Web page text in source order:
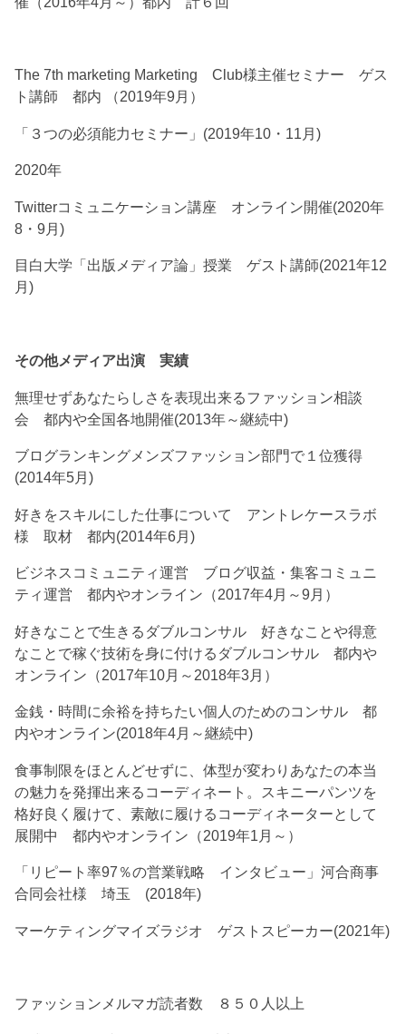
The 7th marketing Marketing Club様主催セミナー ゲス
ト講師 都内 （2019年9月）
「３つの必須能力セミナー」(2019年10・11月)
2020年
Twitterコミュニケーション講座 オンライン開催(2020年
8・9月)
目白大学「出版メディア論」授業 ゲスト講師(2021年12
月)
その他メディア出演 実績
無理せずあなたらしさを表現出来るファッション相談
会 都内や全国各地開催(2013年～継続中)
ブログランキングメンズファッション部門で１位獲得
(2014年5月)
好きをスキルにした仕事について アントレケースラボ
様 取材 都内(2014年6月)
ビジネスコミュニティ運営 ブログ収益・集客コミュニ
ティ運営 都内やオンライン（2017年4月～9月）
好きなことで生きるダブルコンサル 好きなことや得意
なことで稼ぐ技術を身に付けるダブルコンサル 都内や
オンライン（2017年10月～2018年3月）
金銭・時間に余裕を持ちたい個人のためのコンサル 都
内やオンライン(2018年4月～継続中)
食事制限をほとんどせずに、体型が変わりあなたの本当
の魅力を発揮出来るコーディネート。スキニーパンツを
格好良く履けて、素敵に履けるコーディネーターとして
展開中 都内やオンライン（2019年1月～）
「リピート率97％の営業戦略 インタビュー」河合商事
合同会社様 埼玉 (2018年)
マーケティングマイズラジオ ゲストスピーカー(2021年)
ファッションメルマガ読者数 ８５０人以上